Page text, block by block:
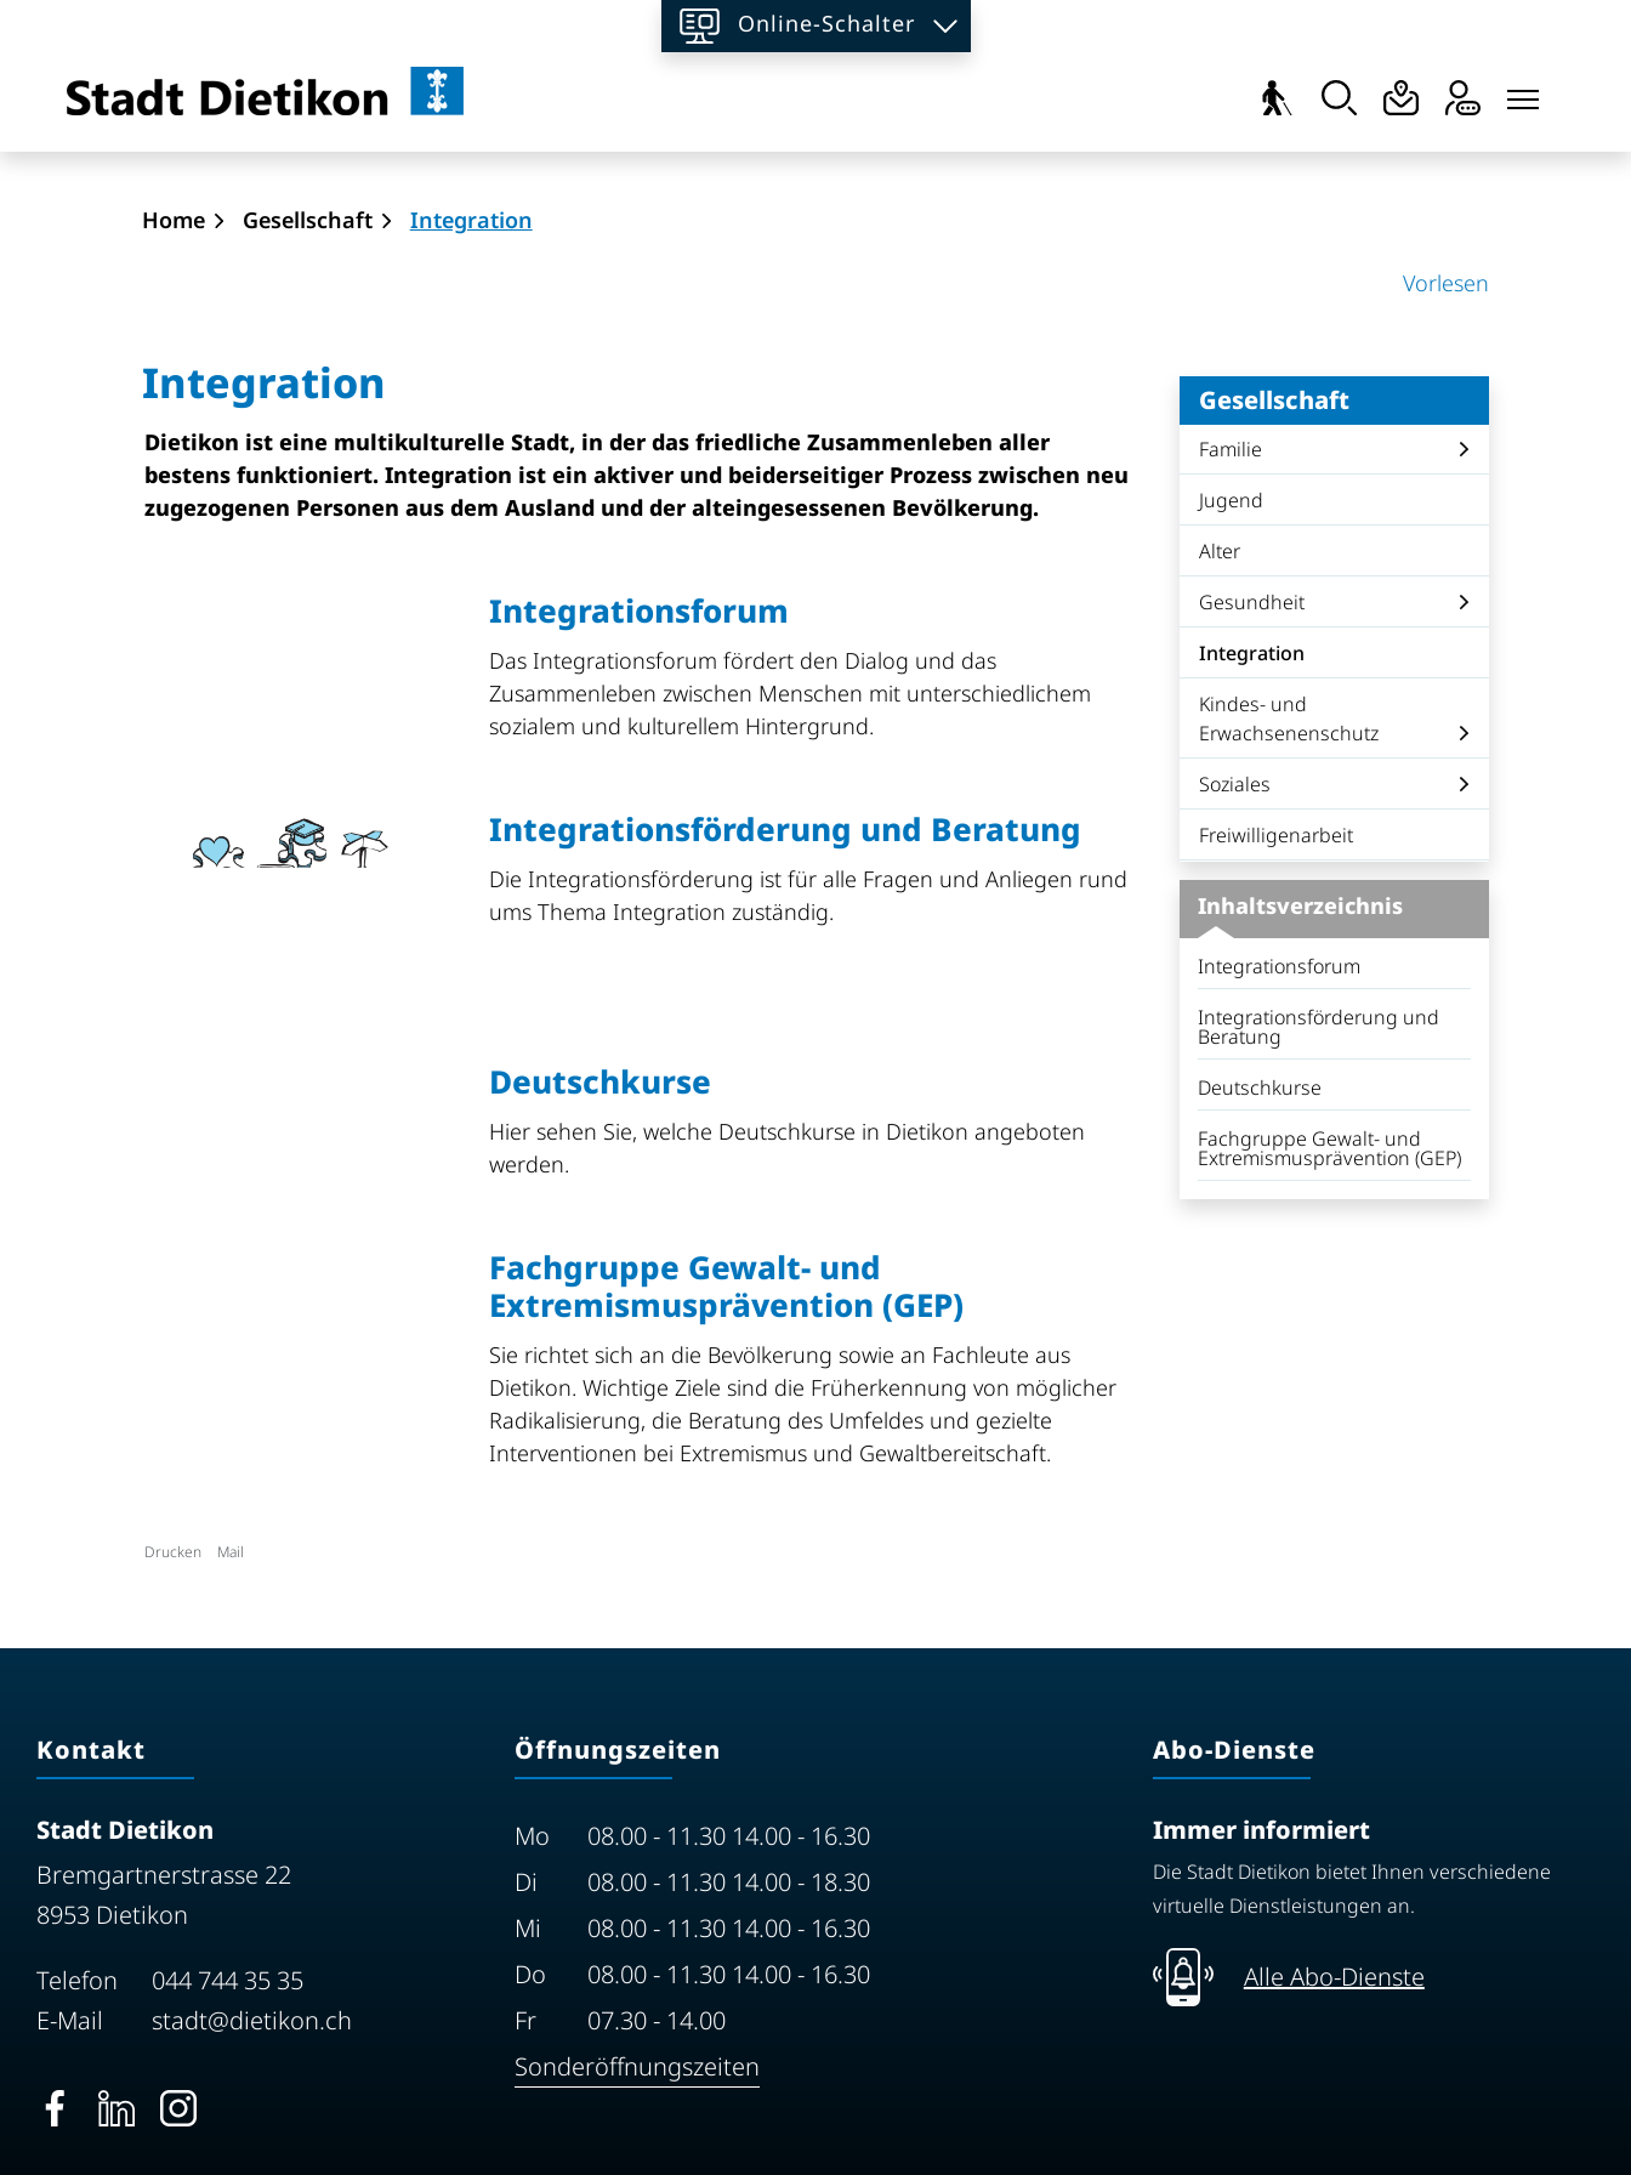
zur Startseite
Direkt zur Hauptnavigation
Direkt zum Inhalt
Direkt zur Suche
Direkt zum Stichwortverzeichnis
Online-Schalter
Home Gesellschaft Integration(ausgewählt)
Vorlesen
Gesellschaft
Familie
Jugend
Alter
Gesundheit
Integration
(ausgewählt)
Kindes- und
Erwachsenenschutz
Soziales
Freiwilligenarbeit
Inhaltsverzeichnis
Integrationsforum
Integrationsförderung und
Beratung
Deutschkurse
Fachgruppe Gewalt- und
Extremismusprävention (GEP)
Integration
Dietikon ist eine multikulturelle Stadt, in der das friedliche Zusammenleben aller
bestens funktioniert. Integration ist ein aktiver und beiderseitiger Prozess zwischen neu
zugezogenen Personen aus dem Ausland und der alteingesessenen Bevölkerung.
Integrationsforum
Das Integrationsforum fördert den Dialog und das
Zusammenleben zwischen Menschen mit unterschiedlichem
sozialem und kulturellem Hintergrund.
Integrationsförderung und Beratung
Die Integrationsförderung ist für alle Fragen und Anliegen rund
ums Thema Integration zuständig.
Deutschkurse
Hier sehen Sie, welche Deutschkurse in Dietikon angeboten
werden.
Fachgruppe Gewalt- und
Extremismusprävention (GEP)
Sie richtet sich an die Bevölkerung sowie an Fachleute aus
Dietikon. Wichtige Ziele sind die Früherkennung von möglicher
Radikalisierung, die Beratung des Umfeldes und gezielte
Interventionen bei Extremismus und Gewaltbereitschaft.
Drucken Mail
Kontakt
Stadt Dietikon
Bremgartnerstrasse 22
8953 Dietikon
Telefon
044 744 35 35
E-Mail
stadt@dietikon.ch
Öffnungszeiten
Mo
08.00 - 11.30 14.00 - 16.30
Di
08.00 - 11.30 14.00 - 18.30
Mi
08.00 - 11.30 14.00 - 16.30
Do
08.00 - 11.30 14.00 - 16.30
Fr
07.30 - 14.00
Sonderöffnungszeiten
Abo-Dienste
Immer informiert
Die Stadt Dietikon bietet Ihnen verschiedene
virtuelle Dienstleistungen an.
Alle Abo-Dienste